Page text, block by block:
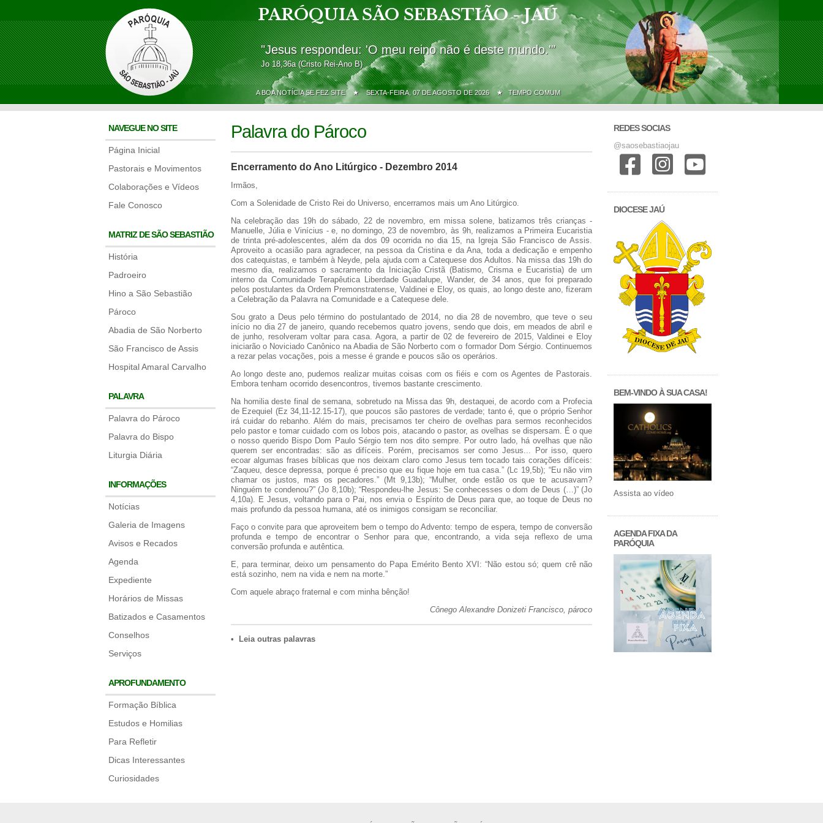
PARÓQUIA SÃO SEBASTIÃO - JAÚ
"Jesus respondeu: 'O meu reino não é deste mundo.'"
Jo 18,36a (Cristo Rei-Ano B)
A BOA NOTÍCIA SE FEZ SITE ★SEXTA-FEIRA, 07 DE AGOSTO DE 2026 ★ TEMPO COMUM
NAVEGUE NO SITE
Página Inicial
Pastorais e Movimentos
Colaborações e Vídeos
Fale Conosco
MATRIZ DE SÃO SEBASTIÃO
História
Padroeiro
Hino a São Sebastião
Pároco
Abadia de São Norberto
São Francisco de Assis
Hospital Amaral Carvalho
PALAVRA
Palavra do Pároco
Palavra do Bispo
Liturgia Diária
INFORMAÇÕES
Notícias
Galeria de Imagens
Avisos e Recados
Agenda
Expediente
Horários de Missas
Batizados e Casamentos
Conselhos
Serviços
APROFUNDAMENTO
Formação Bíblica
Estudos e Homilias
Para Refletir
Dicas Interessantes
Curiosidades
Palavra do Pároco
Encerramento do Ano Litúrgico - Dezembro 2014
Irmãos,
Com a Solenidade de Cristo Rei do Universo, encerramos mais um Ano Litúrgico.
Na celebração das 19h do sábado, 22 de novembro, em missa solene, batizamos três crianças -
Manuelle, Júlia e Vinícius - e, no domingo, 23 de novembro, às 9h, realizamos a Primeira Eucaristia
de trinta pré-adolescentes, além da dos 09 ocorrida no dia 15, na Igreja São Francisco de Assis.
Aproveito a ocasião para agradecer, na pessoa da Cristina e da Ana, toda a dedicação e empenho
dos catequistas, e também à Neyde, pela ajuda com a Catequese dos Adultos. Na missa das 19h do
mesmo dia, realizamos o sacramento da Iniciação Cristã (Batismo, Crisma e Eucaristia) de um
interno da Comunidade Terapêutica Liberdade Guadalupe, Wander, de 34 anos, que foi preparado
pelos postulantes da Ordem Premonstratense, Valdinei e Eloy, os quais, ao longo deste ano, fizeram
a Celebração da Palavra na Comunidade e a Catequese dele.
Sou grato a Deus pelo término do postulantado de 2014, no dia 28 de novembro, que teve o seu
início no dia 27 de janeiro, quando recebemos quatro jovens, sendo que dois, em meados de abril e
de junho, resolveram voltar para casa. Agora, a partir de 02 de fevereiro de 2015, Valdinei e Eloy
iniciarão o Noviciado Canônico na Abadia de São Norberto com o formador Dom Sérgio. Continuemos
a rezar pelas vocações, pois a messe é grande e poucos são os operários.
Ao longo deste ano, pudemos realizar muitas coisas com os fiéis e com os Agentes de Pastorais.
Embora tenham ocorrido desencontros, tivemos bastante crescimento.
Na homilia deste final de semana, sobretudo na Missa das 9h, destaquei, de acordo com a Profecia
de Ezequiel (Ez 34,11-12.15-17), que poucos são pastores de verdade; tanto é, que o próprio Senhor
irá cuidar do rebanho. Além do mais, precisamos ter cheiro de ovelhas para sermos reconhecidos
pelo pastor e tomar cuidado com os lobos pois, atacando o pastor, as ovelhas se dispersam. É o que
o nosso querido Bispo Dom Paulo Sérgio tem nos dito sempre. Por outro lado, há ovelhas que não
querem ser encontradas: são as difíceis. Porém, precisamos ser como Jesus... Por isso, quero
ecoar algumas frases bíblicas que nos deixam claro como Jesus tem tocado tais corações difíceis:
“Zaqueu, desce depressa, porque é preciso que eu fique hoje em tua casa.” (Lc 19,5b); “Eu não vim
chamar os justos, mas os pecadores.” (Mt 9,13b); “Mulher, onde estão os que te acusavam?
Ninguém te condenou?” (Jo 8,10b); “Respondeu-lhe Jesus: Se conhecesses o dom de Deus (…)” (Jo
4,10a). E Jesus, voltando para o Pai, nos envia o Espírito de Deus para que, ao toque de Deus no
mais profundo da pessoa humana, até os inimigos consigam se reconciliar.
Faço o convite para que aproveitem bem o tempo do Advento: tempo de espera, tempo de conversão
profunda e tempo de encontrar o Senhor para que, encontrando, a vida seja reflexo de uma
conversão profunda e autêntica.
E, para terminar, deixo um pensamento do Papa Emérito Bento XVI: “Não estou só; quem crê não
está sozinho, nem na vida e nem na morte.”
Com aquele abraço fraternal e com minha bênção!
Cônego Alexandre Donizeti Francisco, pároco
• Leia outras palavras
REDES SOCIAS
@saosebastiaojau
DIOCESE JAÚ
BEM-VINDO À SUA CASA!
Assista ao vídeo
AGENDA FIXA DA
PARÓQUIA